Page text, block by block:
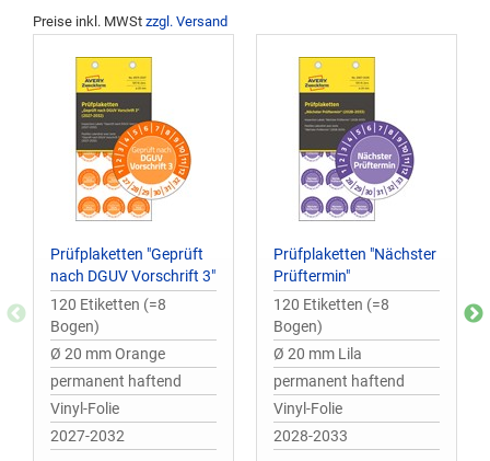
Preise inkl. MWSt zzgl. Versand
Prüfplaketten "Geprüft
nach DGUV Vorschrift 3"
120 Etiketten (=8
Bogen)
Ø 20 mm Orange
permanent haftend
Vinyl-Folie
2027-2032
Prüfplaketten "Nächster
Prüftermin"
120 Etiketten (=8
Bogen)
Ø 20 mm Lila
permanent haftend
Vinyl-Folie
2028-2033